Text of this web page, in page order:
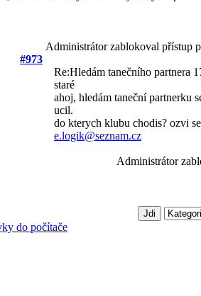
Administrátor zablokoval přístup
#973
Re:Hledám tanečního partnera
staré
ahoj, hledám taneční partnerku
ucil.
do kterych klubu chodis? ozvi
e.logik@seznam.cz
Administrátor